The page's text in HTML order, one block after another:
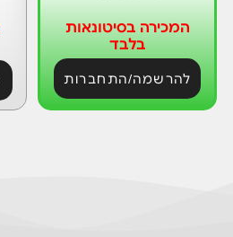
המכירה בסיטונאות
בלבד
להרשמה/התחברות